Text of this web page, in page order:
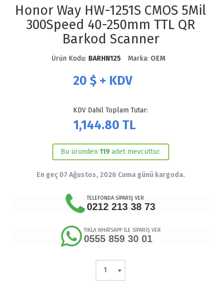
Honor Way HW-1251S CMOS 5Mil
300Speed 40-250mm TTL QR
Barkod Scanner
Ürün Kodu: BARHN125 Marka: OEM
20 $ + KDV
KDV Dahil Toplam Tutar:
1,144.80 TL
Bu üründen 119 adet mevcuttur.
En geç 07 Ağustos, 2026 Cuma günü kargoda.
TELEFONDA SİPARİŞ VER
0212 213 38 73
TIKLA WHATSAPP İLE SİPARİŞ VER
0555 859 30 01